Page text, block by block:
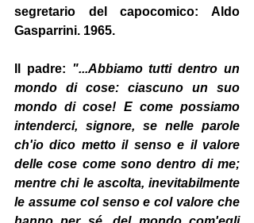
segretario del capocomico: Aldo
Gasparrini. 1965.
Il padre: "...Abbiamo tutti dentro un
mondo di cose: ciascuno un suo
mondo di cose! E come possiamo
intenderci, signore, se nelle parole
ch'io dico metto il senso e il valore
delle cose come sono dentro di me;
mentre chi le ascolta, inevitabilmente
le assume col senso e col valore che